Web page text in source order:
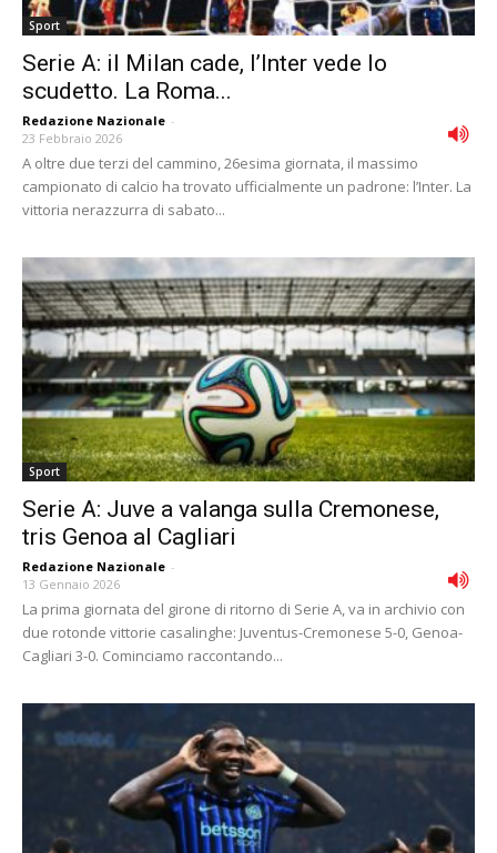
Sport
Serie A: il Milan cade, l’Inter vede lo
scudetto. La Roma...
Redazione Nazionale -
23 Febbraio 2026
A oltre due terzi del cammino, 26esima giornata, il massimo
campionato di calcio ha trovato ufficialmente un padrone: l’Inter. La
vittoria nerazzurra di sabato...
Sport
Serie A: Juve a valanga sulla Cremonese,
tris Genoa al Cagliari
Redazione Nazionale -
13 Gennaio 2026
La prima giornata del girone di ritorno di Serie A, va in archivio con
due rotonde vittorie casalinghe: Juventus-Cremonese 5-0, Genoa-
Cagliari 3-0. Cominciamo raccontando...